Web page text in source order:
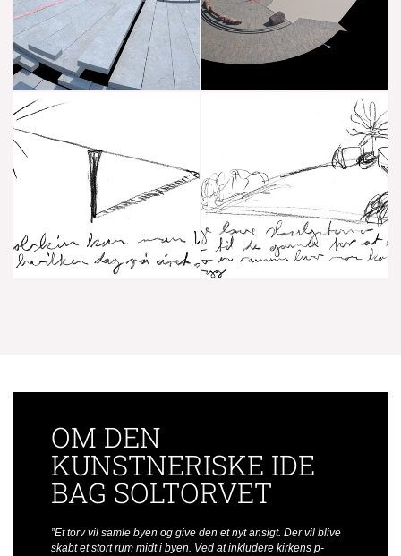
OM DEN
KUNSTNERISKE IDE
BAG SOLTORVET
”Et torv vil samle byen og give den et nyt ansigt. Der vil blive
skabt et stort rum midt i byen. Ved at inkludere kirkens p-